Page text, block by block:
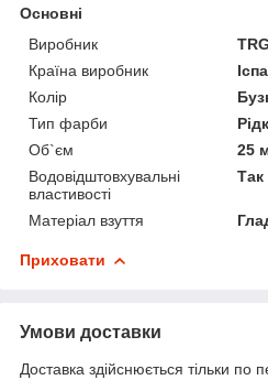
Основні
Виробник
Країна виробник
Колір
Тип фарби
Об`єм
25
Водовідштовхувальні
властивості
Так
Матеріал взуття
Приховати
Умови доставки
Доставка здійснюється тільки по